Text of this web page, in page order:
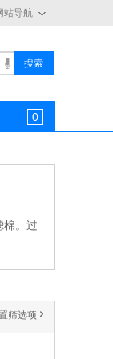
站导航
0
棉。过
筛选项 '